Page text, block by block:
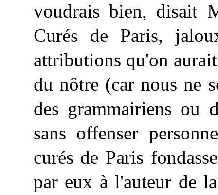
voudrais bien, disait
Curés de Paris,
attributions qu'on
du nôtre (car nous ne
des grammairiens ou
sans offenser
curés de Paris
par eux à l'auteur de